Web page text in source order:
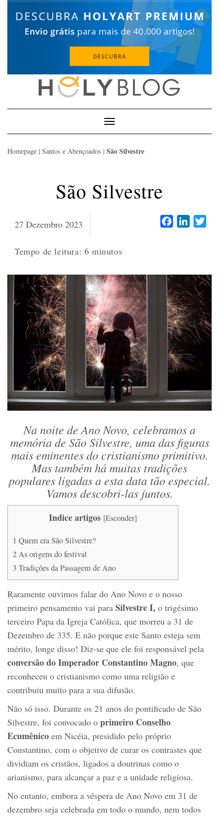
Toggle
Navigation
Homepage | Santos e Abençoados | São Silvestre
São Silvestre
27 Dezembro 2023
Tempo de leitura: 6 minutos
Facebook
Na noite de Ano Novo, celebramos a
memória de São Silvestre, uma das figuras
mais eminentes do cristianismo primitivo.
Mas também há muitas tradições
populares ligadas a esta data tão especial.
Vamos descobri-las juntos.
Indice artigos [Esconder]
1 Quem era São Silvestre?
2As origens do festival
3 Tradições da Passagem de Ano
Raramente ouvimos falar do Ano Novo e o nosso
primeiro pensamento vai para Silvestre I, o trigésimo
terceiro Papa da Igreja Católica, que morreu a 31 de
Dezembro de 335. E não porque este Santo esteja sem
mérito, longe disso! Diz-se que ele foi responsável pela
conversão do Imperador Constantino Magno, que
reconheceu o cristianismo como uma religião e
contribuiu muito para a sua difusão.
Não só isso. Durante os 21 anos do pontificado de São
Silvestre, foi convocado o primeiro Conselho
Ecumênico em Nicéia, presidido pelo próprio
Constantino, com o objetivo de curar os contrastes que
dividiam os cristãos, ligados a doutrinas como o
arianismo, para alcançar a paz e a unidade religiosa.
No entanto, embora a véspera de Ano Novo em 31 de
dezembro seja celebrada em todo o mundo, nem todos